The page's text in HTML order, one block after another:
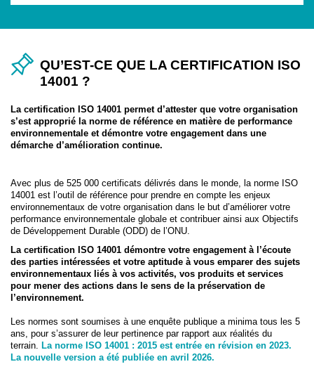
QU’EST-CE QUE LA CERTIFICATION ISO
14001 ?
La certification ISO 14001 permet d’attester que votre organisation
s’est approprié la norme de référence en matière de performance
environnementale et démontre votre engagement dans une
démarche d’amélioration continue.
Avec plus de 525 000 certificats délivrés dans le monde, la norme ISO
14001 est l’outil de référence pour prendre en compte les enjeux
environnementaux de votre organisation dans le but d’améliorer votre
performance environnementale globale et contribuer ainsi aux Objectifs
de Développement Durable (ODD) de l’ONU.
La certification ISO 14001 démontre votre engagement à l’écoute
des parties intéressées et votre aptitude à vous emparer des sujets
environnementaux liés à vos activités, vos produits et services
pour mener des actions dans le sens de la préservation de
l’environnement.
Les normes sont soumises à une enquête publique a minima tous les 5
ans, pour s’assurer de leur pertinence par rapport aux réalités du
terrain. La norme ISO 14001 : 2015 est entrée en révision en 2023.
La nouvelle version a été publiée en avril 2026.